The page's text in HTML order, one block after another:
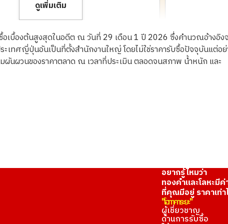
ดูเพิ่มเติม
อเบื้องต้นสูงสุดในอดีต ณ วันที่ 29 เดือน 1 ปี 2026 ซึ่งคำนวณอ้างอิง
เทศญี่ปุ่นอันเป็นที่ตั้งสำนักงานใหญ่ โดยไม่ใช่ราคารับซื้อปัจจุบันแต่อย่
ผันผวนของราคาตลาด ณ เวลาที่ประเมิน ตลอดจนสภาพ น้ำหนัก และ
อยากรู้ไหมว่า
ทองคำและโลหะมีค่
ที่คุณมีอยู่ ราคาเท่า
"โอทาคาระยะ"
ผู้เชี่ยวชาญ
ด้านการรับซื้อ